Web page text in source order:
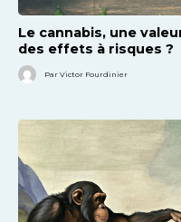
Le cannabis, une
des effets à risques ?
Par Victor Fourdinier